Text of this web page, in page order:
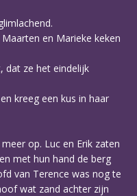
en Marieke keken
dat ze het eindelijk
kreeg een kus in haar
op. Luc en Erik zaten
met hun hand de berg
van Terence was nog te
wat zand achter zijn